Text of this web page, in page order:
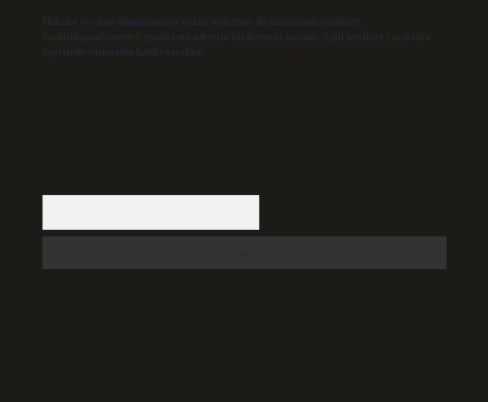
Hukuka ve yasal düzenlemelere aykırı olduğunu düşündüğünüz içerikleri,
backlinkpanelicomtr@gmail.com adresine bildirmeniz halinde, ilgili içerikler yasal süre
içerisinde sitemizden kaldırılacaktır.